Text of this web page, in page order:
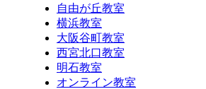
自由が丘教室
横浜教室
大阪谷町教室
西宮北口教室
明石教室
オンライン教室